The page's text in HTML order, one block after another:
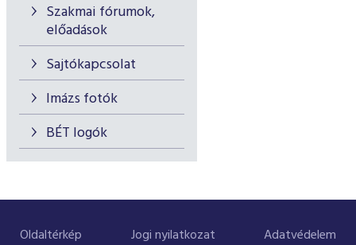
Szakmai fórumok,
előadások
Sajtókapcsolat
Imázs fotók
BÉT logók
Oldaltérkép Jogi nyilatkozat Adatvédelem